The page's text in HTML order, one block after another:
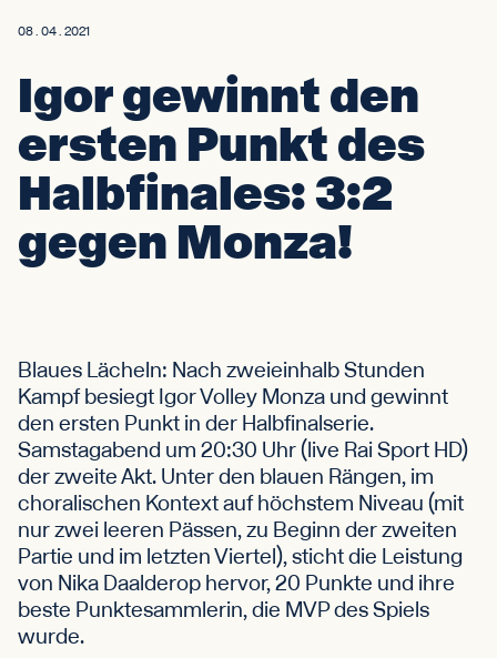
Facebook Youtube Instagram Linkedin
08 . 04 . 2021
Igor gewinnt den
ersten Punkt des
Halbfinales: 3:2
gegen Monza!
Blaues Lächeln: Nach zweieinhalb Stunden
Kampf besiegt Igor Volley Monza und gewinnt
den ersten Punkt in der Halbfinalserie.
Samstagabend um 20:30 Uhr (live Rai Sport HD)
der zweite Akt. Unter den blauen Rängen, im
choralischen Kontext auf höchstem Niveau (mit
nur zwei leeren Pässen, zu Beginn der zweiten
Partie und im letzten Viertel), sticht die Leistung
von Nika Daalderop hervor, 20 Punkte und ihre
beste Punktesammlerin, die MVP des Spiels
wurde.